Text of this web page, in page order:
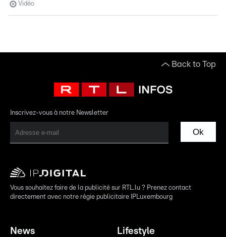
Vidéo
Back to Top
Inscrivez-vous à notre Newsletter
Ok
Vous souhaitez faire de la publicité sur RTL.lu ? Prenez contact
directement avec notre régie publicitaire IPLuxembourg
News Lifestyle